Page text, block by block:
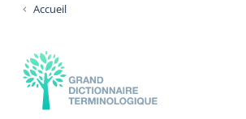
Accueil